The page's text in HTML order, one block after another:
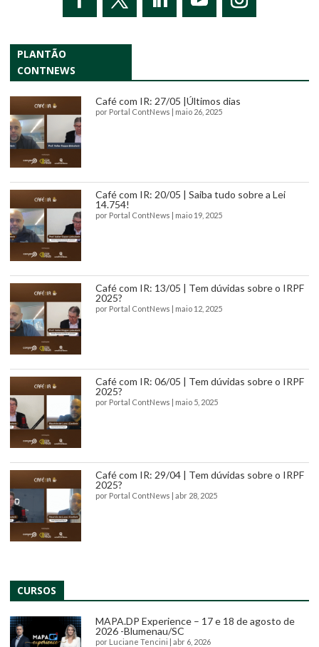
PLANTÃO
CONTNEWS
Café com IR: 27/05 |Últimos dias
por Portal ContNews | maio 26, 2025
Café com IR: 20/05 | Saiba tudo sobre a Lei
14.754!
por Portal ContNews | maio 19, 2025
Café com IR: 13/05 | Tem dúvidas sobre o IRPF
2025?
por Portal ContNews | maio 12, 2025
Café com IR: 06/05 | Tem dúvidas sobre o IRPF
2025?
por Portal ContNews | maio 5, 2025
Café com IR: 29/04 | Tem dúvidas sobre o IRPF
2025?
por Portal ContNews | abr 28, 2025
CURSOS
MAPA.DP Experience – 17 e 18 de agosto de
2026 -Blumenau/SC
por Luciane Tencini | abr 6, 2026